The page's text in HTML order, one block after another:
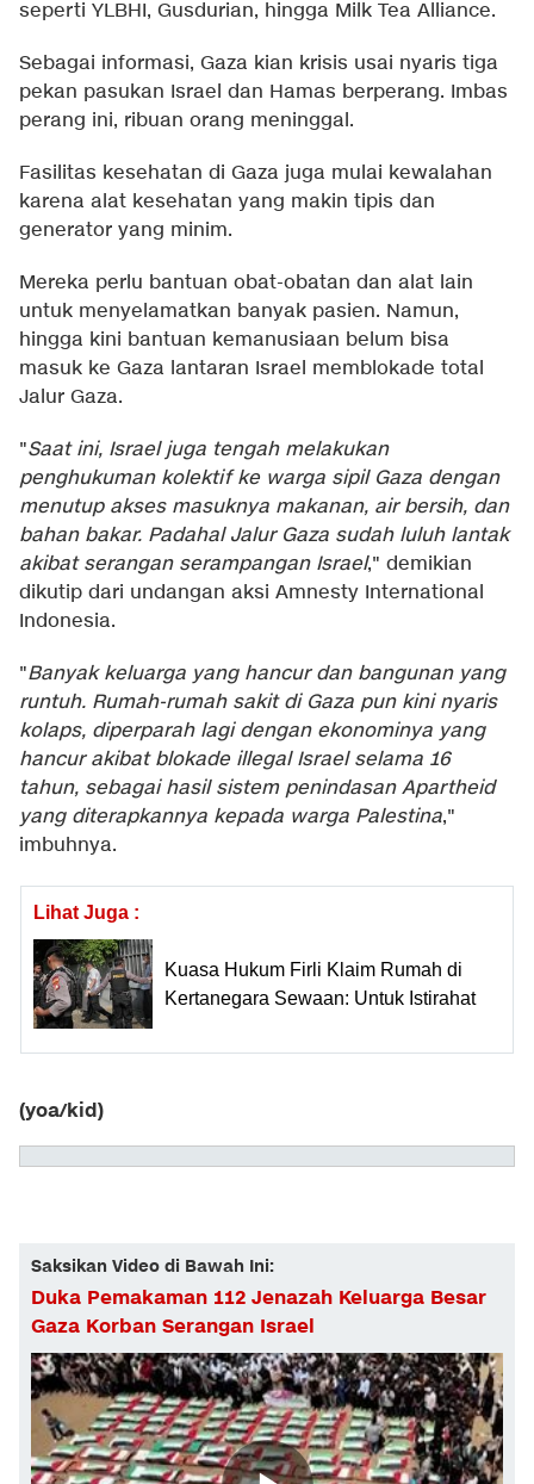
seperti YLBHI, Gusdurian, hingga Milk Tea Alliance.
Sebagai informasi, Gaza kian krisis usai nyaris tiga
pekan pasukan Israel dan Hamas berperang. Imbas
perang ini, ribuan orang meninggal.
Fasilitas kesehatan di Gaza juga mulai kewalahan
karena alat kesehatan yang makin tipis dan
generator yang minim.
Mereka perlu bantuan obat-obatan dan alat lain
untuk menyelamatkan banyak pasien. Namun,
hingga kini bantuan kemanusiaan belum bisa
masuk ke Gaza lantaran Israel memblokade total
Jalur Gaza.
"Saat ini, Israel juga tengah melakukan
penghukuman kolektif ke warga sipil Gaza dengan
menutup akses masuknya makanan, air bersih, dan
bahan bakar. Padahal Jalur Gaza sudah luluh lantak
akibat serangan serampangan Israel," demikian
dikutip dari undangan aksi Amnesty International
Indonesia.
"Banyak keluarga yang hancur dan bangunan yang
runtuh. Rumah-rumah sakit di Gaza pun kini nyaris
kolaps, diperparah lagi dengan ekonominya yang
hancur akibat blokade illegal Israel selama 16
tahun, sebagai hasil sistem penindasan Apartheid
yang diterapkannya kepada warga Palestina,"
imbuhnya.
Lihat Juga :
Kuasa Hukum Firli Klaim Rumah di
Kertanegara Sewaan: Untuk Istirahat
(yoa/kid)
Saksikan Video di Bawah Ini:
Duka Pemakaman 112 Jenazah Keluarga Besar
Gaza Korban Serangan Israel